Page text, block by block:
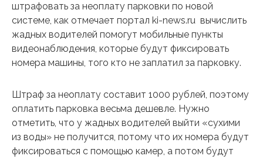
штрафовать за неоплату парковки по новой
системе, как отмечает портал ki-news.ru вычислить
жадных водителей помогут мобильные пункты
видеонаблюдения, которые будут фиксировать
номера машины, того кто не заплатил за парковку.
Штраф за неоплату составит 1000 рублей, поэтому
оплатить парковка весьма дешевле. Нужно
отметить, что у жадных водителей выйти «сухими
из воды» не получится, потому что их номера будут
фиксироваться с помощью камер, а потом будут